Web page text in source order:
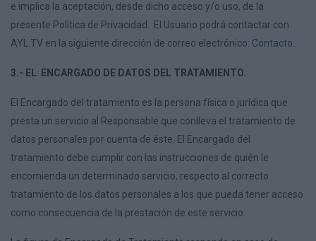
e implica la aceptación, desde dicho acceso y/o uso, de la
presente Política de Privacidad. El Usuario podrá contactar con
AYL.TV en la siguiente dirección de correo electrónico: Contacto
3.- EL ENCARGADO DE DATOS DEL TRATAMIENTO.
El Encargado del tratamiento es la persona física o jurídica que
presta un servicio al Responsable que conlleva el tratamiento de
datos personales por cuenta de éste. El Encargado del
tratamiento debe cumplir con las instrucciones de quién le
encomienda un determinado servicio, respecto al correcto
tratamiento de los datos personales a los que pueda tener acceso
como consecuencia de la prestación de este servicio.